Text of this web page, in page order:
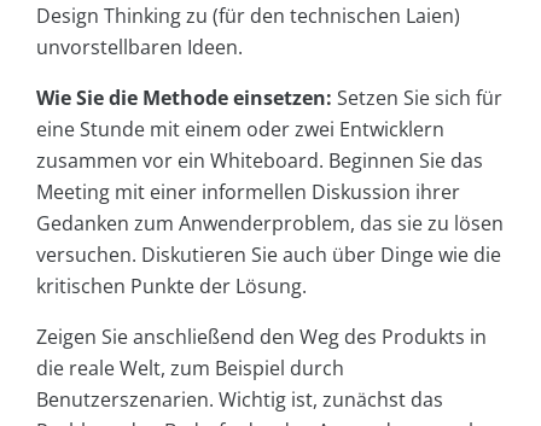
Design Thinking zu (für den technischen Laien)
unvorstellbaren Ideen.
Wie Sie die Methode einsetzen: Setzen Sie sich für
eine Stunde mit einem oder zwei Entwicklern
zusammen vor ein Whiteboard. Beginnen Sie das
Meeting mit einer informellen Diskussion ihrer
Gedanken zum Anwenderproblem, das sie zu lösen
versuchen. Diskutieren Sie auch über Dinge wie die
kritischen Punkte der Lösung.
Zeigen Sie anschließend den Weg des Produkts in
die reale Welt, zum Beispiel durch
Benutzerszenarien. Wichtig ist, zunächst das